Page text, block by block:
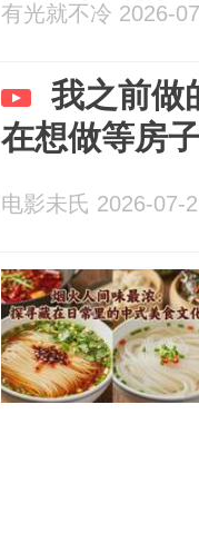
有光就不冷 2026-
我之前做
在想做等房
电影未氏 2026-07-